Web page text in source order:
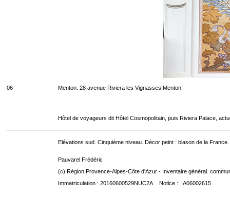
06 Menton. 28 avenue Riviera les Vignasses Menton
Hôtel de voyageurs dit Hôtel Cosmopolitain, puis Riviera Palace,
Elévations sud. Cinquième niveau. Décor peint : blason de la France.
Pauvarel Frédéric
(c) Région Provence-Alpes-Côte d'Azur - Inventaire général.
Immatriculation : 20160600529NUC2A Notice : IA06002615